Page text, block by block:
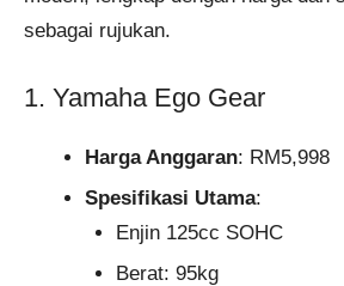
sebagai rujukan.
1. Yamaha Ego Gear
Harga Anggaran: RM5,998
Spesifikasi Utama:
Enjin 125cc SOHC
Berat: 95kg